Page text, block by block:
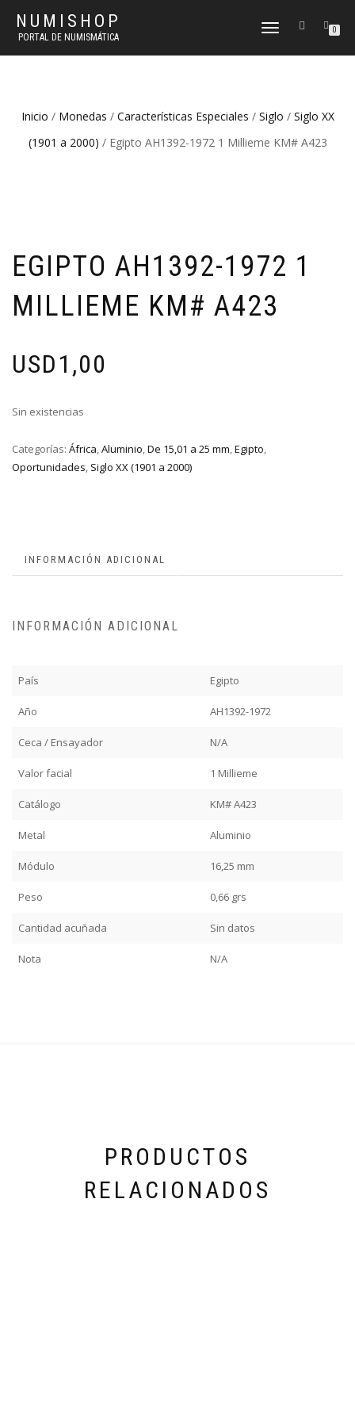
NUMISHOP
PORTAL DE NUMISMÁTICA
CAMBIAR
0
Inicio / Monedas / Características Especiales / Siglo / Siglo XX
(1901 a 2000) / Egipto AH1392-1972 1 Millieme KM# A423
EGIPTO AH1392-1972 1
MILLIEME KM# A423
USD1,00
Sin existencias
Categorías: África,Aluminio,De 15,01 a 25 mm,Egipto,
Oportunidades, Siglo XX (1901 a 2000)
INFORMACIÓN ADICIONAL
INFORMACIÓN ADICIONAL
País Egipto
Año AH1392-1972
Ceca / Ensayador N/A
Valor facial 1 Millieme
Catálogo KM# A423
Metal Aluminio
Módulo 16,25 mm
Peso 0,66 grs
Cantidad acuñada Sin datos
Nota N/A
PRODUCTOS
RELACIONADOS